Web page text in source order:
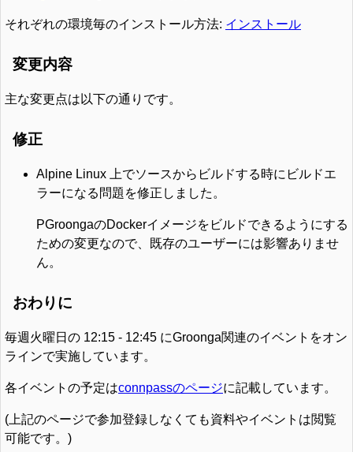
それぞれの環境毎のインストール方法: インストール
変更内容
主な変更点は以下の通りです。
修正
Alpine Linux 上でソースからビルドする時にビルドエ
ラーになる問題を修正しました。
PGroongaのDockerイメージをビルドできるようにする
ための変更なので、既存のユーザーには影響ありませ
ん。
おわりに
毎週火曜日の 12:15 - 12:45 にGroonga関連のイベントをオン
ラインで実施しています。
各イベントの予定はconnpassのページに記載しています。
(上記のページで参加登録しなくても資料やイベントは閲覧
可能です。)